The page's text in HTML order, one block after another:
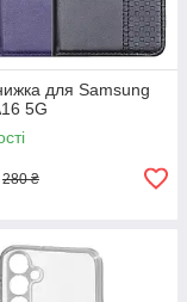
для Samsung
5G
280 ₴